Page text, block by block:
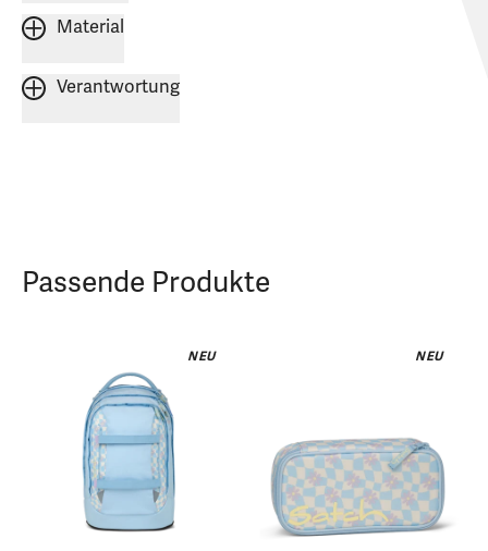
Material
Verantwortung
Passende Produkte
NEU NEU